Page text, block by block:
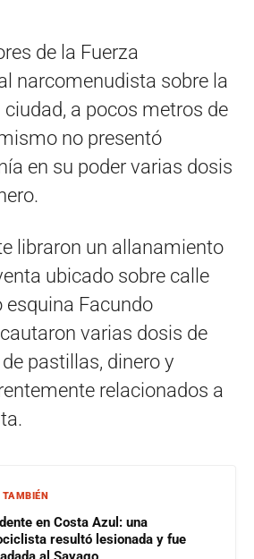
de la Fuerza
narcomenudista sobre la
a pocos metros de
no presentó
en su poder varias dosis
libraron un allanamiento
ubicado sobre calle
esquina Facundo
varias dosis de
pastillas, dinero y
relacionados a
en Costa Azul: una
resultó lesionada y fue